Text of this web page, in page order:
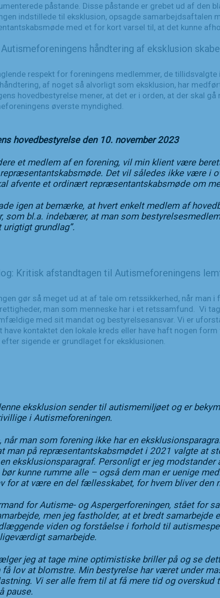
påstande. Disse påstande er grebet ud af den
indstillede til eksklusion, opsagde samarbejdsaftalen
med et for kort varsel til, at det kunne
håndtering af eksklusion
respekt for foreningens medlemmer, de
af noget så alvorligt som eksklusion, har
hovedbestyrelse mener, at det er i orden, at der skal
øverste myndighed.
hovedbestyrelse den 10. november 2023
et medlem af en forening, vil min klient være
Det vil således ikke være i
afvente et ordinært repræsentantskabsmøde om
igen at bemærke, at hvert enkelt medlem af
som bl.a. indebærer, at man som
grundlag”.
Kritisk afstandtagen til Autismeforeningens
gør så meget ud at af tale om retssikkerhed, når man i
man som menneske har i et retssamfund. Vi
med sit mandat og bestyrelsesansvar. Vi er
kontaktet den lokale kreds eller have haft nogen
sigende er grundlaget for eksklusionen.
eksklusion sender til autismemiljøet og er
i Autismeforeningen.
når man som forening ikke har en
man på repræsentantskabsmødet i 2021 valgte at
eksklusionsparagraf. Personligt er jeg modstander
kunne rumme alle – også dem man er uenige
for at være en del fællesskabet, for hvem bliver den
for Autisme- og Aspergerforeningen, stået for
men jeg fastholder, at et bredt samarbejde
viden og forståelse i forhold til
samarbejde.
jeg at tage mine optimistiske briller på og se
få lov at blomstre. Min bestyrelse har været under
Vi ser alle frem til at få mere tid og
pause.